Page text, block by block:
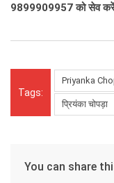
9899909957को सेव
Tags:
Priyanka
प्रियंका चोपड़ा
You can share